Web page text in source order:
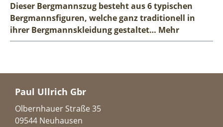
Dieser Bergmannszug besteht aus 6 typischen
Bergmannsfiguren, welche ganz traditionell in
ihrer Bergmannskleidung gestaltet… Mehr
Paul Ullrich Gbr
Olbernhauer Straße 35
09544 Neuhausen